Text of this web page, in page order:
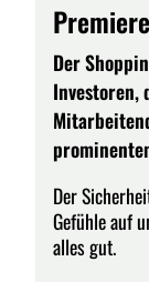
Der
Investoren,
Der
Gefühle auf
alles gut.